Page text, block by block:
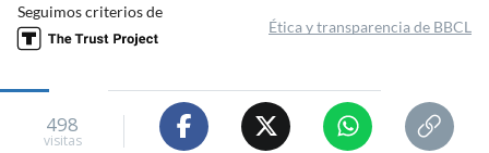
Seguimos criterios de
Ética y transparencia de BBCL
498
visitas